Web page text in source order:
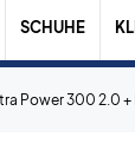
SCHUHE
Power 300 2.0 +